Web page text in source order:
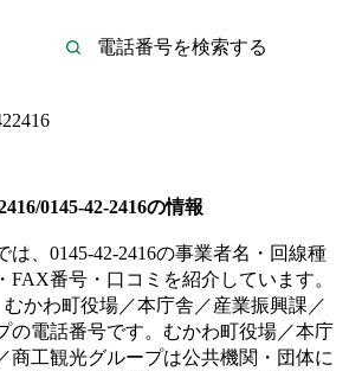
0145-42-2416の情報
は、 0145-42-2416の事業者名・回線種
FAX番号・口コミを紹介しています。
むかわ町役場／本庁舎／産業振興課／
の電話番号です。 むかわ町役場／本庁
商工観光グループは公共機関・団体に